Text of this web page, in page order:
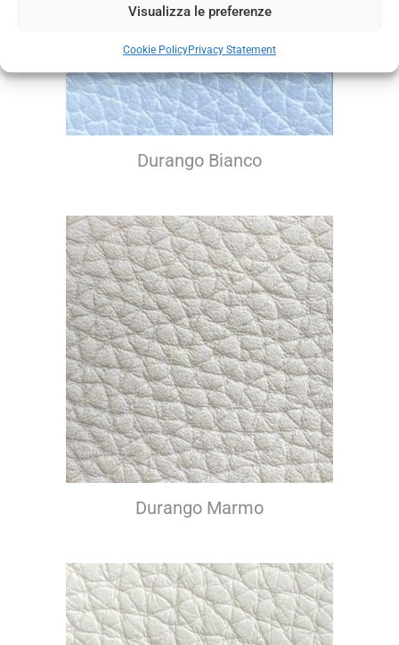
Visualizza le preferenze
Cookie PolicyPrivacy Statement
Durango Bianco
Durango Marmo